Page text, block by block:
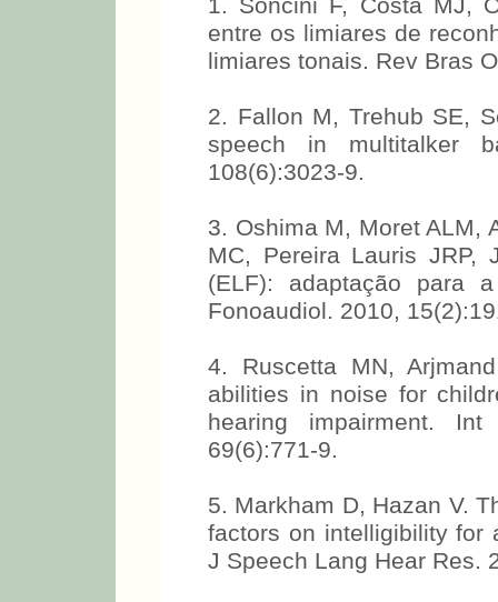
1. Soncini F, Costa MJ,
entre os limiares de
limiares tonais. Rev Bras
2. Fallon M, Trehub SE,
speech in multitalker
108(6):3023-9.
3. Oshima M, Moret ALM,
MC, Pereira Lauris JRP,
(ELF): adaptação para
Fonoaudiol. 2010,
4. Ruscetta MN,
abilities in noise for
hearing impairment.
69(6):771-9.
5. Markham D, Hazan V.
factors on intelligibility for
J Speech Lang Hear Res.